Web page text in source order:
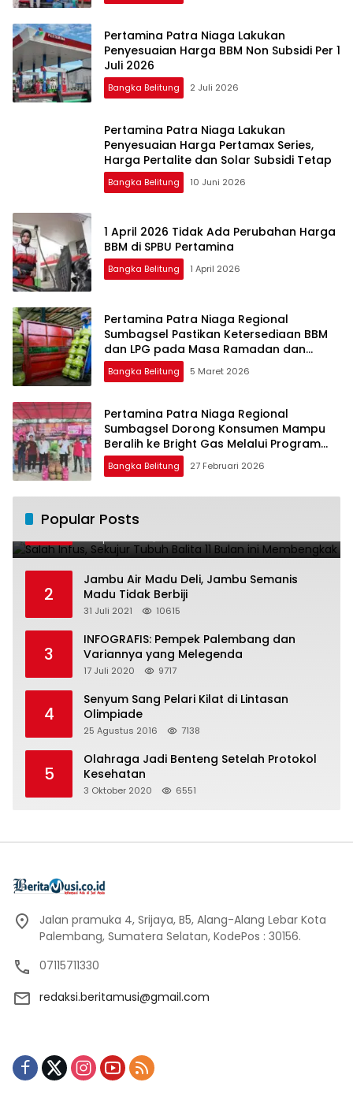
Pertamina Patra Niaga Lakukan
Penyesuaian Harga BBM Non Subsidi Per 1
Juli 2026
Bangka Belitung 2 Juli 2026
Pertamina Patra Niaga Lakukan
Penyesuaian Harga Pertamax Series,
Harga Pertalite dan Solar Subsidi Tetap
Bangka Belitung 10 Juni 2026
1 April 2026 Tidak Ada Perubahan Harga
BBM di SPBU Pertamina
Bangka Belitung 1 April 2026
Pertamina Patra Niaga Regional
Sumbagsel Pastikan Ketersediaan BBM
dan LPG pada Masa Ramadan dan
Menjelang Idulfitri
Bangka Belitung 5 Maret 2026
Pertamina Patra Niaga Regional
Sumbagsel Dorong Konsumen Mampu
Beralih ke Bright Gas Melalui Program
Trade In di Belitung Timur
Bangka Belitung 27 Februari 2026
Popular Posts
1
ini Membengkak
2
Jambu Air Madu Deli, Jambu Semanis
Madu Tidak Berbiji
31 Juli 2021 10615
3
INFOGRAFIS: Pempek Palembang dan
Variannya yang Melegenda
17 Juli 2020 9717
4
Senyum Sang Pelari Kilat di Lintasan
Olimpiade
25 Agustus 2016 7138
5
Olahraga Jadi Benteng Setelah Protokol
Kesehatan
3 Oktober 2020 6551
Jalan pramuka 4, Srijaya, B5, Alang-Alang Lebar Kota
Palembang, Sumatera Selatan, KodePos : 30156.
07115711330
redaksi.beritamusi@gmail.com